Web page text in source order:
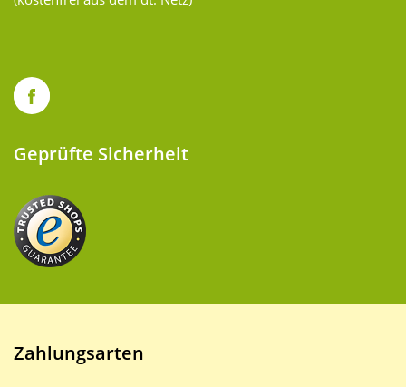
Geprüfte Sicherheit
Zahlungsarten